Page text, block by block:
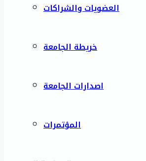
العضويات والشراكات
خريطة الجامعة
اصدارات الجامعة
المؤتمرات